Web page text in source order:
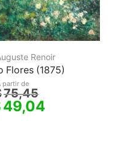
Renoir
Flores (1875)
partir de
75,45
49,04